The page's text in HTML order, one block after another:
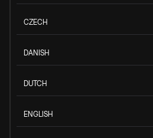
CZECH
DANISH
DUTCH
ENGLISH